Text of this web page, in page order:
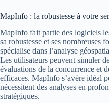
MapInfo : la robustesse à votre
MapInfo fait partie des logiciels
sa robustesse et ses nombreuses
spécialise dans l’analyse
Les utilisateurs peuvent simuler
évaluations de la concurrence et
efficaces. MapInfo s’avère idéal
nécessitent des analyses en
stratégiques.